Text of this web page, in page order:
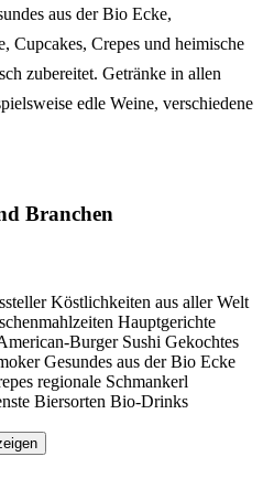
aus der Bio Ecke,
Cupcakes, Crepes und heimische
zubereitet. Getränke in allen
edle Weine, verschiedene
runden das Angebot ab.
Suppen, Snacks,
Zeltweg das
Branchen
Köstlichkeiten aus aller Welt
Hauptgerichte
Burger Sushi Gekochtes
Gesundes aus der Bio Ecke
regionale Schmankerl
Biersorten Bio-Drinks